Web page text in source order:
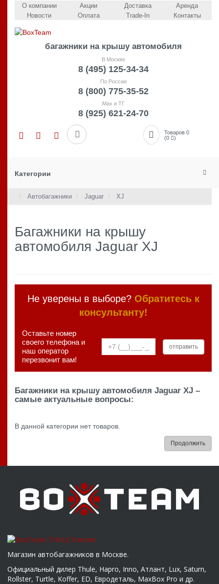
О компании
Новости
Акции
Оплата
Доставка
Trade-In
Аренда
Контакты
багажники на крышу автомобиля
В Москве
8 (495) 125-34-34
По России
8 (800) 775-35-52
Max и ТГ
8 (925) 621-24-70
Товаров 0
(0
)
Категории
Автобагажники Jaguar XJ
Багажники на крышу
автомобиля Jaguar XJ
Не уверены в выборе? Обратитесь к
консультанту!
Оставьте номер
своего телефона и
наш оператор
перезвонит вам!
Багажники на крышу автомобиля Jaguar XJ –
самые актуальные вопросы:
В данной категории нет товаров.
Продолжить
Магазин автобагажников в Москве.
Официальный дилер Thule, Hapro, Inno, Атлант, Lux, Saturn,
Rollster, Turtle, Koffer, ED, Евродеталь, MaxBox Pro и др.